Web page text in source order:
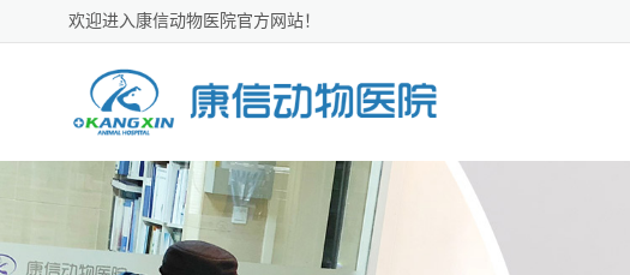
欢迎进入康信动物医院官方网站！